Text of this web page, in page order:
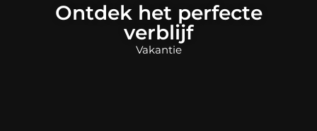
Ontdek het perfecte
verblijf
Vakantie